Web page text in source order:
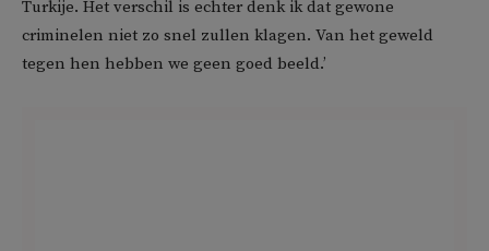
Turkije. Het verschil is echter denk ik dat gewone
criminelen niet zo snel zullen klagen. Van het geweld
tegen hen hebben we geen goed beeld.’